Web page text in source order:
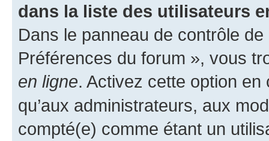
dans la liste des utilisateurs
Dans le panneau de contrôle
Préférences du forum », vous
en ligne. Activez cette option
qu’aux administrateurs, aux
compté(e) comme étant un